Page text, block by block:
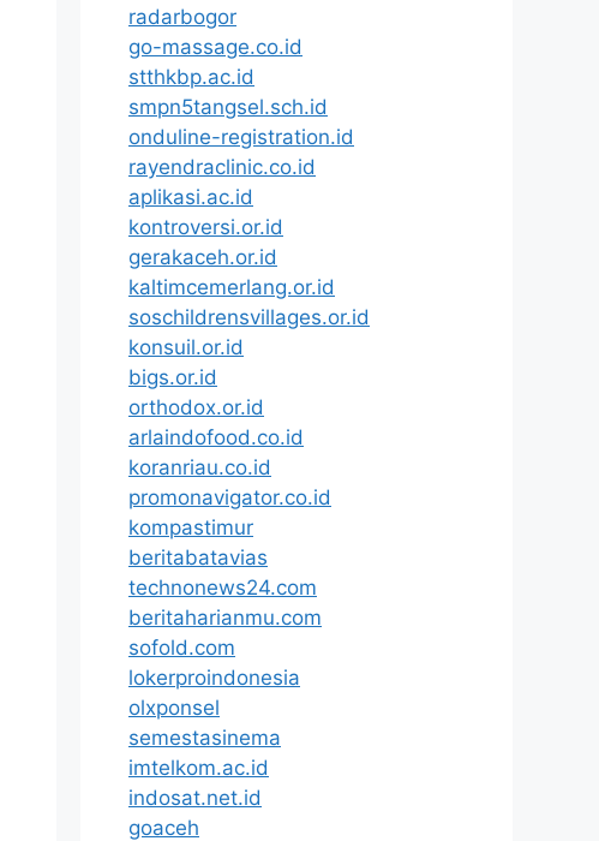
radarbogor
go-massage.co.id
stthkbp.ac.id
smpn5tangsel.sch.id
onduline-registration.id
rayendraclinic.co.id
aplikasi.ac.id
kontroversi.or.id
gerakaceh.or.id
kaltimcemerlang.or.id
soschildrensvillages.or.id
konsuil.or.id
bigs.or.id
orthodox.or.id
arlaindofood.co.id
koranriau.co.id
promonavigator.co.id
kompastimur
beritabatavias
technonews24.com
beritaharianmu.com
sofold.com
lokerproindonesia
olxponsel
semestasinema
imtelkom.ac.id
indosat.net.id
goaceh